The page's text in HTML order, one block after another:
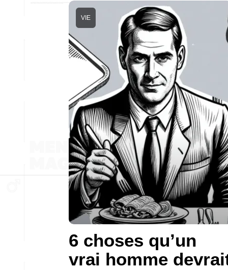
6 choses qu’un
vrai homme
VIE